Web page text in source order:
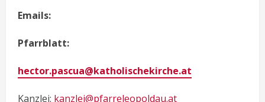
Emails:
Pfarrblatt:
hector.pascua@katholischekirche.at
Kanzlei: kanzlei@pfarreleopoldau.at